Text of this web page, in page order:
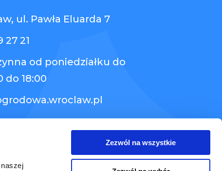
Zezwól na wszystkie
ul. Pawła Eluarda 7
27 21
od poniedziałku do
do 18:00